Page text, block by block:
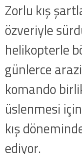
Zorlu kış
özveriyle
helikopterle
günlerce
komando
üslenmesi
kış
ediyor.